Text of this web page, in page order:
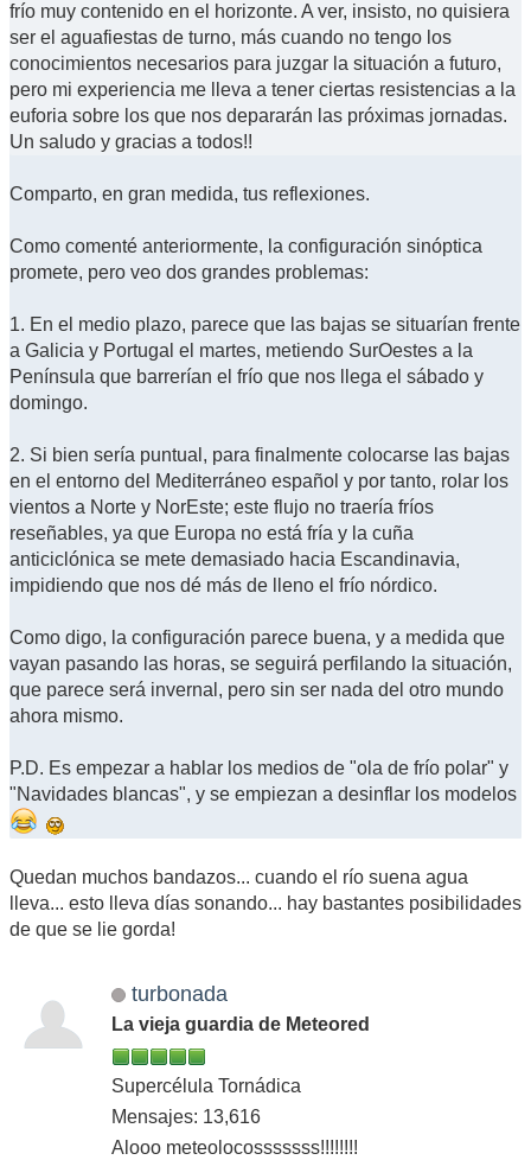
frío muy contenido en el horizonte. A ver, insisto, no quisiera
ser el aguafiestas de turno, más cuando no tengo los
conocimientos necesarios para juzgar la situación a futuro,
pero mi experiencia me lleva a tener ciertas resistencias a la
euforia sobre los que nos depararán las próximas jornadas.
Un saludo y gracias a todos!!
Comparto, en gran medida, tus reflexiones.
Como comenté anteriormente, la configuración sinóptica
promete, pero veo dos grandes problemas:
1. En el medio plazo, parece que las bajas se situarían frente
a Galicia y Portugal el martes, metiendo SurOestes a la
Península que barrerían el frío que nos llega el sábado y
domingo.
2. Si bien sería puntual, para finalmente colocarse las bajas
en el entorno del Mediterráneo español y por tanto, rolar los
vientos a Norte y NorEste; este flujo no traería fríos
reseñables, ya que Europa no está fría y la cuña
anticiclónica se mete demasiado hacia Escandinavia,
impidiendo que nos dé más de lleno el frío nórdico.
Como digo, la configuración parece buena, y a medida que
vayan pasando las horas, se seguirá perfilando la situación,
que parece será invernal, pero sin ser nada del otro mundo
ahora mismo.
P.D. Es empezar a hablar los medios de "ola de frío polar" y
"Navidades blancas", y se empiezan a desinflar los modelos
Quedan muchos bandazos... cuando el río suena agua
lleva... esto lleva días sonando... hay bastantes posibilidades
de que se lie gorda!
turbonada
La vieja guardia de Meteored
Supercélula Tornádica
Mensajes: 13,616
Alooo meteolocosssssss!!!!!!!!